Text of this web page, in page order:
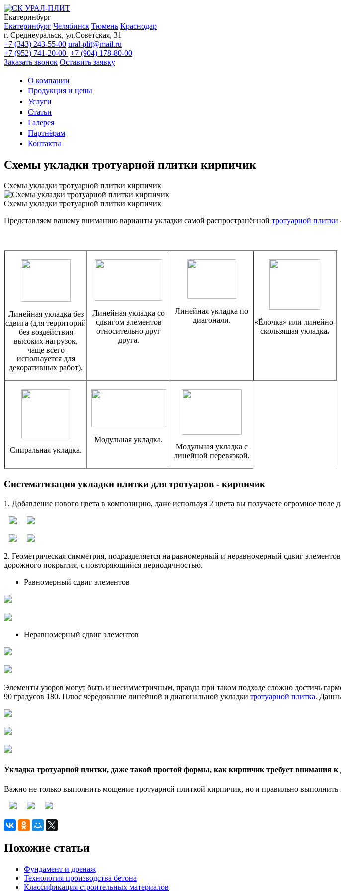
Екатеринбург
Екатеринбург Челябинск Тюмень Краснодар
г. Среднеуральск, ул.Советская, 31
+7 (343) 243-55-00 ural-plit@mail.ru
+7 (952) 741-20-00 +7 (904) 178-80-00
Заказать звонок Оставить заявку
О компании
Продукция и цены
Услуги
Статьи
Галерея
Партнёрам
Контакты
Схемы укладки тротуарной плитки кирпичик
Схемы укладки тротуарной плитки кирпичик
Схемы укладки тротуарной плитки кирпичик
Представляем вашему вниманию варианты укладки самой распространённой тротуарной плитки
Линейная укладка без
сдвига (для территорий
без воздействия
высоких нагрузок,
чаще всего
используется для
декоративных работ).
Линейная укладка со
сдвигом элементов
относительно друг
друга.
Линейная укладка по
диагонали.
«Ёлочка» или линейно-
скользящая укладка.
Спиральная укладка.
Модульная укладка.
Модульная укладка с
линейной перевязкой.
Систематизация укладки плитки для тротуаров - кирпичик
1. Добавление нового цвета в композицию, даже используя 2 цвета вы получаете огромное
2. Геометрическая симметрия, подразделяется на равномерный и неравномерный сдвиг
дорожного покрытия, с повторяющийся периодичностью.
Равномерный сдвиг элементов
Неравномерный сдвиг элементов
Элементы узоров могут быть и несимметричным, правда при таком подходе сложно достичь
90 градусов 180. Плюс чередование линейной и диагональной укладки тротуарной плитка.
Укладка тротуарной плитки, даже такой простой формы, как кирпичик требует внимания к
Важно не только выполнить мощение тротуарной плиткой кирпичик, но и правильно
Похожие статьи
Фундамент и дренаж
Технология производства бетона
Классификация строительных материалов